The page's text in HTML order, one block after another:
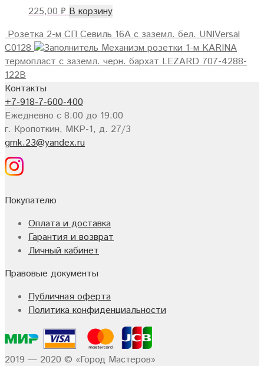
225,00₽ В корзину
Розетка 2-м СП Севиль 16А с заземл. бел. UNIVersal
C0128
Механизм розетки 1-м KARINA
термопласт с заземл. черн. бархат LEZARD 707-4288-
122B
Контакты
+7-918-7-600-400
Ежедневно с 8:00 до 19:00
г. Кропоткин, МКР-1, д. 27/3
gmk.23@yandex.ru
Покупателю
Оплата и доставка
Гарантия и возврат
Личный кабинет
Правовые документы
Публичная оферта
Политика конфиденциальности
2019 — 2020 © «Город Мастеров»